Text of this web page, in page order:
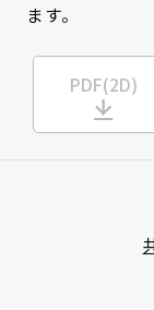
ます。
PDF(2D)